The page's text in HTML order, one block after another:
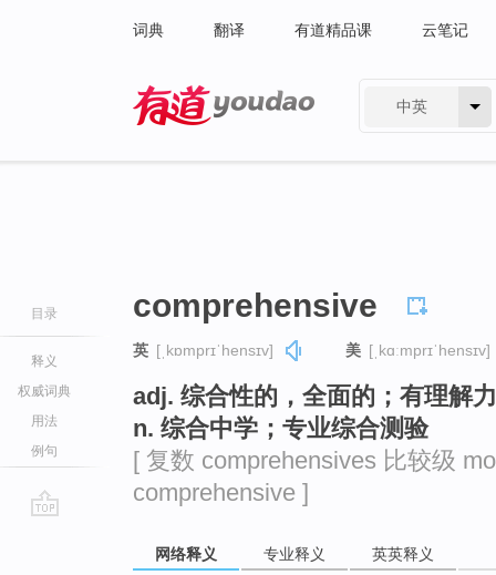
词典 翻译 有道精品课 云笔记
中英
目录
释义
权威词典
用法
例句
comprehensive
英 [ˌkɒmprɪˈhensɪv] 美 [ˌkɑːmprɪˈhensɪv]
adj. 综合性的，全面的；有理解
n. 综合中学；专业综合测验
[ 复数 comprehensives 比较级
comprehensive ]
网络释义 专业释义 英英释义